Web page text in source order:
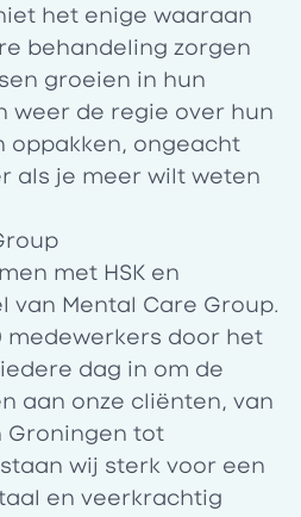
het enige waaraan
behandeling zorgen
groeien in hun
weer de regie over hun
oppakken, ongeacht
als je meer wilt weten
met HSK en
van Mental Care Group.
medewerkers door het
dag in om de
aan onze cliënten, van
Groningen tot
wij sterk voor een
en veerkrachtig